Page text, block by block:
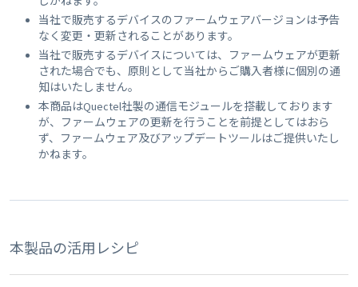
当社で販売するデバイスのファームウェアバージョンは予告
なく変更・更新されることがあります。
当社で販売するデバイスについては、ファームウェアが更新
された場合でも、原則として当社からご購入者様に個別の通
知はいたしません。
本商品はQuectel社製の通信モジュールを搭載しております
が、ファームウェアの更新を行うことを前提としてはおら
ず、ファームウェア及びアップデートツールはご提供いたし
かねます。
本製品の活用レシピ